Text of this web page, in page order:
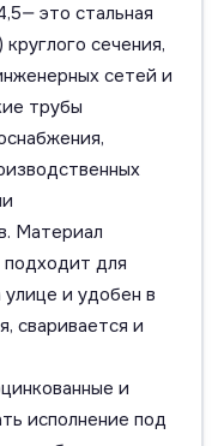
это стальная
сечения,
сетей и
трубы
Материал
подходит для
и удобен в
сваривается и
и
исполнение под